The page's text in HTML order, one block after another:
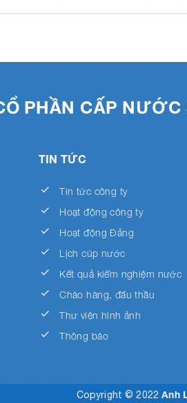
PHẦN CẤP
TIN TỨC
done Tin tức công ty
done Hoạt động công ty
done Hoạt động Đảng
done Lịch cúp nước
done Kết quả kiểm nghiệm nước
done Chào hàng, đấu thầu
done Thư viện hình ảnh
done Thông báo
Copyright © 2022Anh